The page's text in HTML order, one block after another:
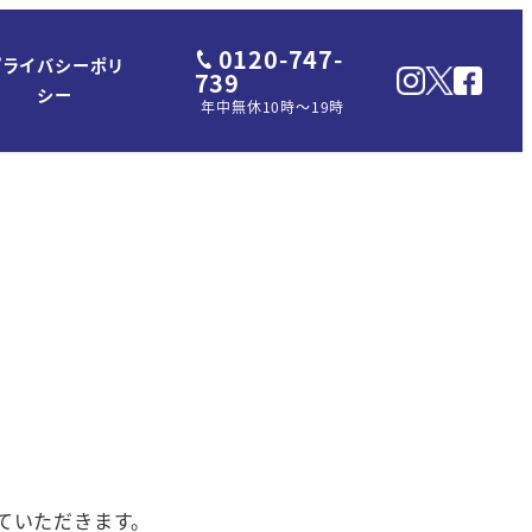
イバシーポリ
シー
0120-747-
739
年中無休10時～19時
ただきます。